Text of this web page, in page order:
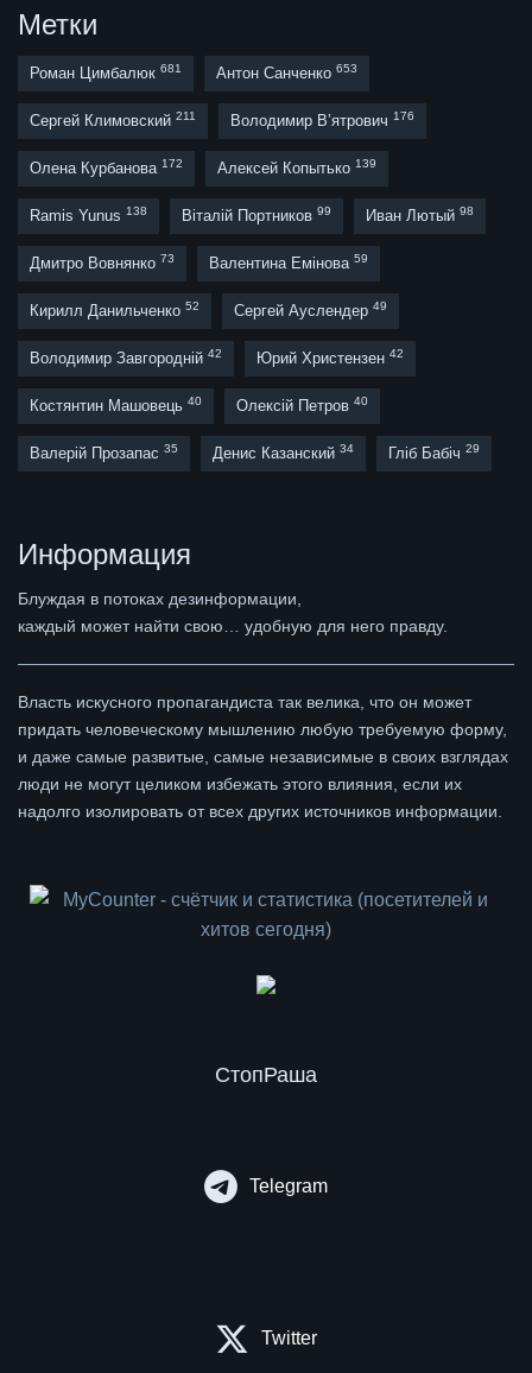
Метки
Роман Цимбалюк 681 Антон Санченко 653
Сергей Климовский 211 Володимир В’ятрович 176
Олена Курбанова 172 Алексей Копытько 139
Ramis Yunus 138 Віталій Портников 99 Иван Лютый 98
Дмитро Вовнянко 73 Валентина Емінова 59
Кирилл Данильченко 52 Сергей Ауслендер 49
Володимир Завгородній 42 Юрий Христензен 42
Костянтин Машовець 40 Олексій Петров 40
Валерій Прозапас 35 Денис Казанский 34 Гліб Бабіч 29
Информация
Блуждая в потоках дезинформации,
каждый может найти свою… удобную для него правду.
Власть искусного пропагандиста так велика, что он может
придать человеческому мышлению любую требуемую форму,
и даже самые развитые, самые независимые в своих взглядах
люди не могут целиком избежать этого влияния, если их
надолго изолировать от всех других источников информации.
СтопРаша
Telegram
Twitter